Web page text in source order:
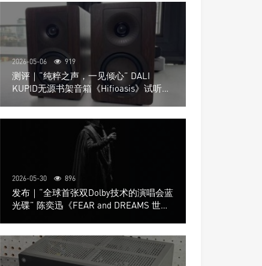
2026-05-06 919
测评｜“纯粹之声，一见倾心” DALI
KUPID无源书架音箱《Hifioasis》试听测
2026-05-30 896
发布｜“全球首张双Dolby技术的演唱会蓝
光碟” 陈奕迅《FEAR and DREAMS 世界